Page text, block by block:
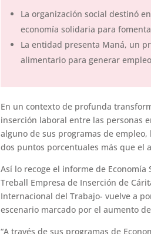
La organización social destinó
economía solidaria para
La entidad presenta Maná, un
alimentario para generar empleo
En un contexto de profunda
inserción laboral entre las personas
alguno de sus programas de
dos puntos porcentuales más que el
Así lo recoge el informe de
Treball Empresa de Inserción de
Internacional del Trabajo- vuelve a
escenario marcado por el aumento
“A través de sus programas de